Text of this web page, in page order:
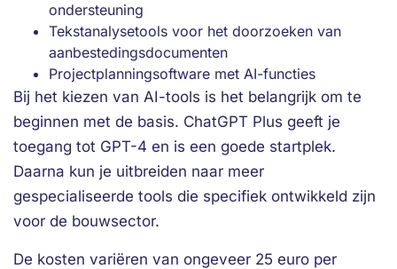
ondersteuning
Tekstanalysetools voor het doorzoeken van
aanbestedingsdocumenten
Projectplanningsoftware met AI-functies
Bij het kiezen van AI-tools is het belangrijk om te
beginnen met de basis. ChatGPT Plus geeft je
toegang tot GPT-4 en is een goede startplek.
Daarna kun je uitbreiden naar meer
gespecialiseerde tools die specifiek ontwikkeld zijn
voor de bouwsector.
De kosten variëren van ongeveer 25 euro per